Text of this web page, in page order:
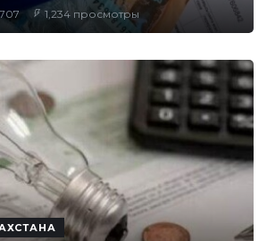
1,234 просмотры